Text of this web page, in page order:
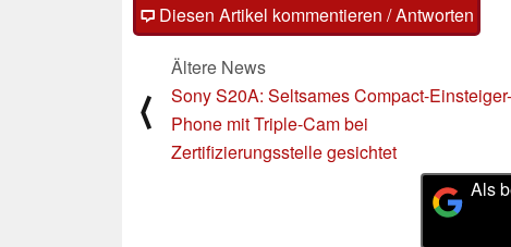
Diesen Artikel kommentieren / Antworten
⟨
Ältere News
Sony S20A: Seltsames Compact-Einsteiger-
Phone mit Triple-Cam bei
Zertifizierungsstelle gesichtet
Als